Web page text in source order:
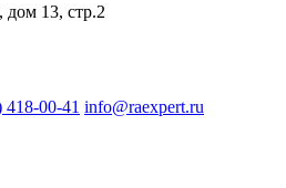
дом 13, стр.2
418-00-41 info@raexpert.ru